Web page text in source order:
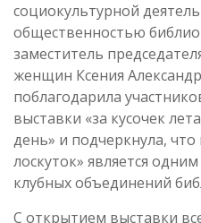
социокультурной
общественностью
заместитель
женщин Ксения
поблагодарила
выставки «за кусочек
день» и подчеркнула,
лоскуток» является
клубных объединений
С открытием выставки